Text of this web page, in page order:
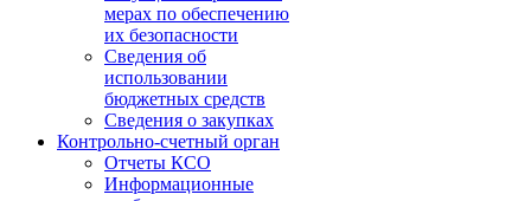
мерах по обеспечению
их безопасности
Сведения об
использовании
бюджетных средств
Сведения о закупках
Контрольно-счетный орган
Отчеты КСО
Информационные